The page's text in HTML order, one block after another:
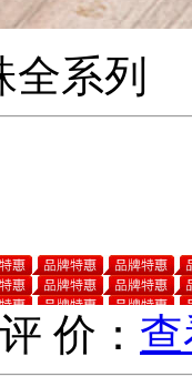
全系列
评 价：